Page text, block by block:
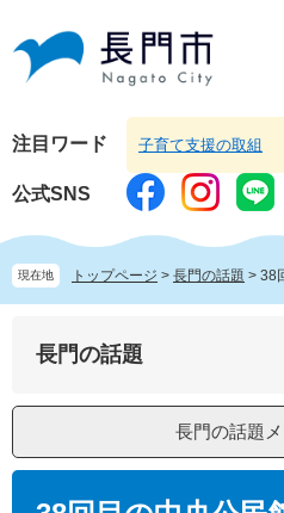
頭
す。
飛
し
本
文
へ
注目ワード 子育て支援の取組
公式SNS
現在地 トップページ > 長門の話題 > 38
長門の話題
長門の話題